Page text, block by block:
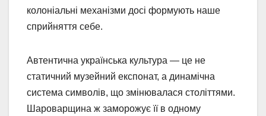
колоніальні механізми досі формують наше
сприйняття себе.
Автентична українська культура — це не
статичний музейний експонат, а динамічна
система символів, що змінювалася століттями.
Шароварщина ж заморожує її в одному